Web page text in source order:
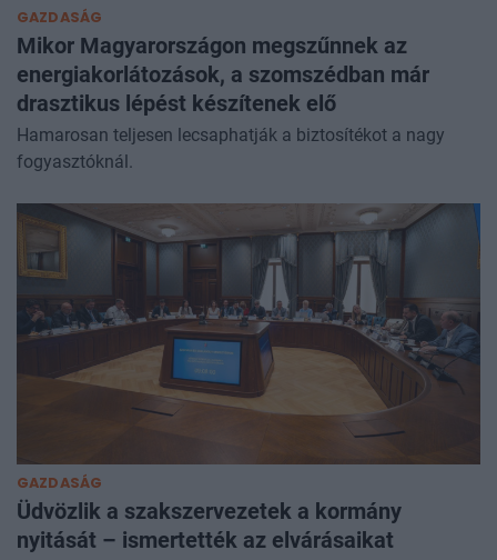
GAZDASÁG
Mikor Magyarországon megszűnnek az
energiakorlátozások, a szomszédban már
drasztikus lépést készítenek elő
Hamarosan teljesen lecsaphatják a biztosítékot a nagy
fogyasztóknál.
GAZDASÁG
Üdvözlik a szakszervezetek a kormány
nyitását – ismertették az elvárásaikat